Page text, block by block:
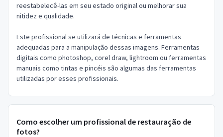
reestabelecê-las em seu estado original ou melhorar sua
nitidez e qualidade.
Este profissional se utilizará de técnicas e ferramentas
adequadas para a manipulação dessas imagens. Ferramentas
digitais como photoshop, corel draw, lightroom ou ferramentas
manuais como tintas e pincéis são algumas das ferramentas
utilizadas por esses profissionais.
Como escolher um profissional de restauração de
fotos?